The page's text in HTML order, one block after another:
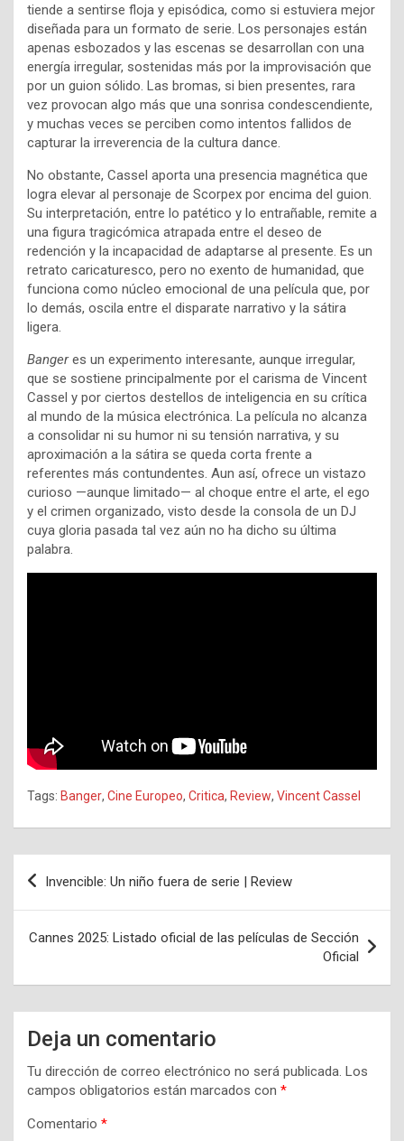
tiende a sentirse floja y episódica, como si estuviera mejor
diseñada para un formato de serie. Los personajes están
apenas esbozados y las escenas se desarrollan con una
energía irregular, sostenidas más por la improvisación que
por un guion sólido. Las bromas, si bien presentes, rara
vez provocan algo más que una sonrisa condescendiente,
y muchas veces se perciben como intentos fallidos de
capturar la irreverencia de la cultura dance.
No obstante, Cassel aporta una presencia magnética que
logra elevar al personaje de Scorpex por encima del guion.
Su interpretación, entre lo patético y lo entrañable, remite a
una figura tragicómica atrapada entre el deseo de
redención y la incapacidad de adaptarse al presente. Es un
retrato caricaturesco, pero no exento de humanidad, que
funciona como núcleo emocional de una película que, por
lo demás, oscila entre el disparate narrativo y la sátira
ligera.
Bangeres un experimento interesante, aunque irregular,
que se sostiene principalmente por el carisma de Vincent
Cassel y por ciertos destellos de inteligencia en su crítica
al mundo de la música electrónica. La película no alcanza
a consolidar ni su humor ni su tensión narrativa, y su
aproximación a la sátira se queda corta frente a
referentes más contundentes. Aun así, ofrece un vistazo
curioso —aunque limitado— al choque entre el arte, el ego
y el crimen organizado, visto desde la consola de un DJ
cuya gloria pasada tal vez aún no ha dicho su última
palabra.
Tags: Banger, Cine Europeo, Critica, Review, Vincent Cassel
Navegación
Invencible: Un niño fuera de serie | Review
Cannes 2025: Listado oficial de las películas de Sección
Oficial
Deja un comentario
Tu dirección de correo electrónico no será publicada. Los
campos obligatorios están marcados con *
Comentario *